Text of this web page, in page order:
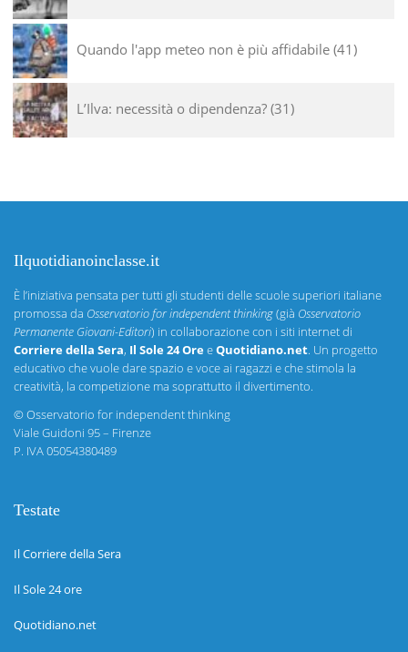
Quando l'app meteo non è più affidabile 41
L’Ilva: necessità o dipendenza? 31
Ilquotidianoinclasse.it
È l’iniziativa pensata per tutti gli studenti delle scuole superiori italiane
promossa da Osservatorio for independent thinking(già Osservatorio
Permanente Giovani-Editori) in collaborazione con i siti internet di
Corriere della Sera, Il Sole 24 OreeQuotidiano.net. Un progetto
educativo che vuole dare spazio e voce ai ragazzi e che stimola la
creatività, la competizione ma soprattutto il divertimento.
©Osservatorio for independent thinking
Viale Guidoni 95 – Firenze
P. IVA 05054380489
Testate
Il Corriere della Sera
Il Sole 24 ore
Quotidiano.net